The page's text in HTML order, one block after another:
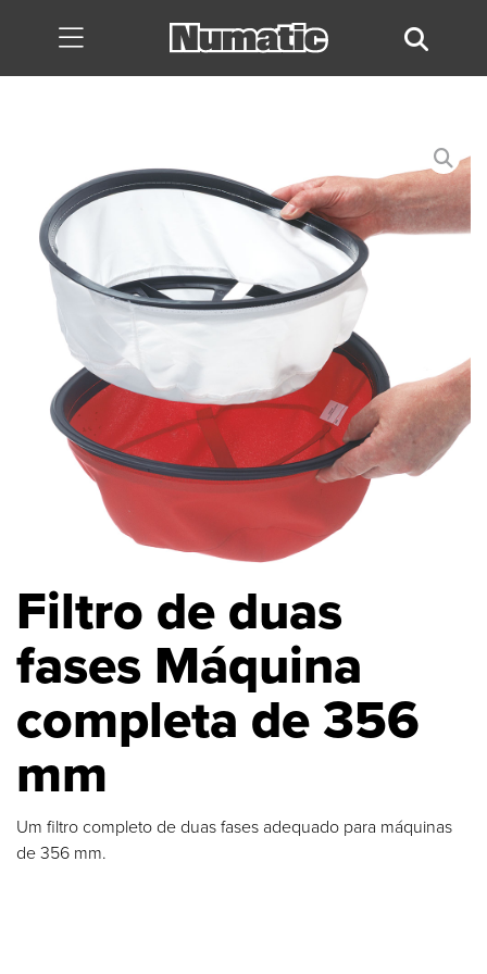
Filtro de duas
fases Máquina
completa de 356
mm
Um filtro completo de duas fases adequado para máquinas
de 356 mm.